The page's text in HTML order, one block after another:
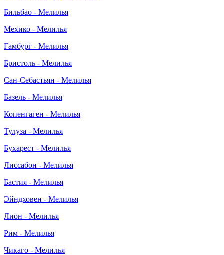
Бильбао - Мелилья
Мехико - Мелилья
Гамбург - Мелилья
Бристоль - Мелилья
Сан-Себастьян - Мелилья
Базель - Мелилья
Копенгаген - Мелилья
Тулуза - Мелилья
Бухарест - Мелилья
Лиссабон - Мелилья
Бастия - Мелилья
Эйндховен - Мелилья
Лион - Мелилья
Рим - Мелилья
Чикаго - Мелилья